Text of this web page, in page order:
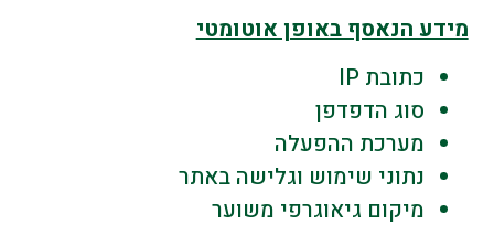
מידע הנאסף באופן אוטומטי
כתובת IP
סוג הדפדפן
מערכת ההפעלה
נתוני שימוש וגלישה באתר
מיקום גיאוגרפי משוער